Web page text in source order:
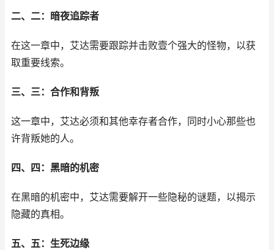
二、二：暗夜追踪者
在这一章中，艾达需要跟踪并击败壹个强大的怪物，以获
取重要线索。
三、三：合作和背叛
这一章中，艾达必须和其他幸存者合作，同时小心那些也
许背叛她的人。
四、四：黑暗的机密
在黑暗的机密中，艾达需要解开一些隐秘的谜题，以揭示
隐藏的真相。
五、五：生死边缘